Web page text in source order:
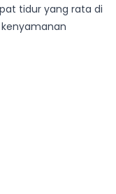
tidur yang rata di